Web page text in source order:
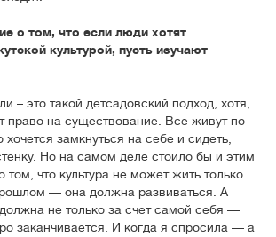
о том, что если люди хотят
культурой, пусть изучают
– это такой детсадовский подход, хотя,
право на существование. Все живут по-
замкнуться на себе и сидеть,
Но на самом деле стоило бы и этим
что культура не может жить только
— она должна развиваться. А
не только за счет самой себя —
заканчивается. И когда я спросила — а